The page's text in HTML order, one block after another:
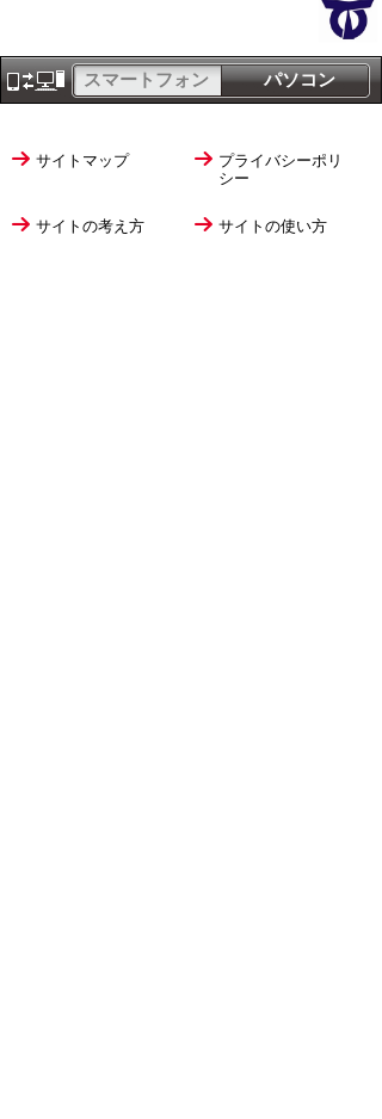
パソコン
スマートフォン
サイトマップ
プライバシーポリ
シー
サイトの考え方 サイトの使い方